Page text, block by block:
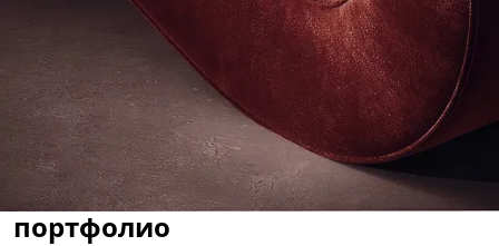
Проекты БАЛКОН опубликованы в ведущих
мировых интерьерных изданиях.
портфолио